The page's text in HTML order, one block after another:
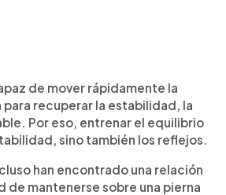
de mover rápidamente la
recuperar la estabilidad, la
Por eso, entrenar el equilibrio
sino también los reflejos.
han encontrado una relación
de mantenerse sobre una pierna